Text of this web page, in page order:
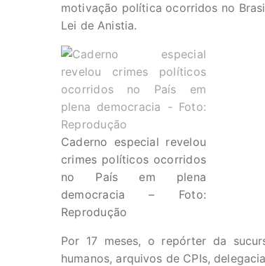
motivação política ocorridos no
Lei de Anistia.
Caderno especial revelou
crimes políticos ocorridos
no País em plena
democracia – Foto:
Reprodução
Por 17 meses, o repórter da
humanos, arquivos de CPIs,